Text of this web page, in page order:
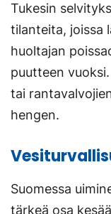
Tukesin
tilanteita, joissa
huoltajan
puutteen
tai
hengen.
Suomessa
tärkeä osa